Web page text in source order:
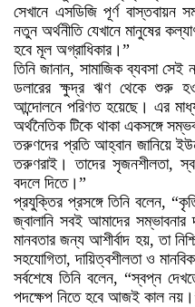
সেখানে এসডিজি পূর্ণ বাস্তবায়ন
নতুন অর্থনীতি যেখানে মানুষের
হবে মূল অগ্রাধিকার।”
তিনি জানান, সামাজিক ব্যবসা
ডলারের ক্ষুদ্র ঋণ থেকে শুরু
আন্দোলনে পরিণত হয়েছে। এর
অর্থনৈতিক টিকে থাকা একসঙ্গে
তরুণদের প্রতি আহ্বান জানিয়ে
তরুণরাই। তাদের সৃজনশীলতা,
বদলে দিতে।”
প্রযুক্তির প্রসঙ্গে তিনি বলেন,
জ্বালানি সবই আমাদের
মানবতার জন্য আশীর্বাদ হয়, তা
সহযোগিতা, দায়িত্বশীলতা ও
সর্বশেষে তিনি বলেন, “স্বপ্ন
পদক্ষেপ নিতে হবে আজই কাল